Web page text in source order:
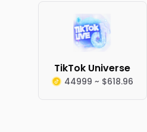
TikTok Universe
44999 ~ $618.96